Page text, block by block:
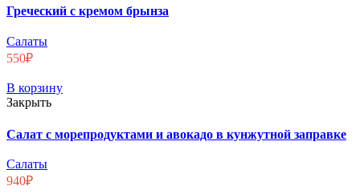
Греческий с кремом брынза
Салаты
550₽
В корзину
Закрыть
Салат с морепродуктами и авокадо в кунжутной заправке
Салаты
940₽